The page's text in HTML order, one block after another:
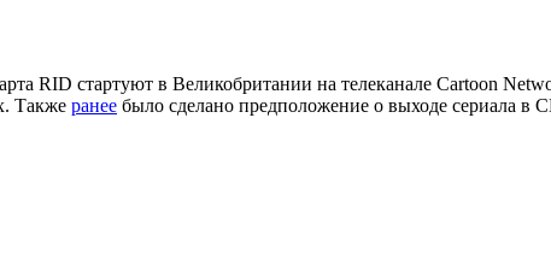
RID стартуют в Великобритании на телеканале Cartoon
Также ранее было сделано предположение о выходе сериала